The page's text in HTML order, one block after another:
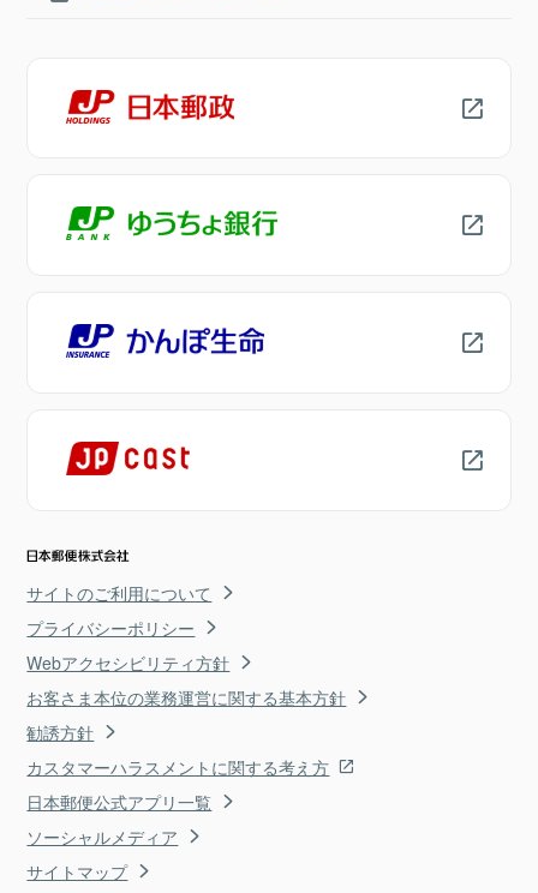
サイトのご利用について
プライバシーポリシー
Webアクセシビリティ方針
お客さま本位の業務運営に関する基本方針
勧誘方針
カスタマーハラスメントに関する考え方
日本郵便公式アプリ一覧
ソーシャルメディア
サイトマップ